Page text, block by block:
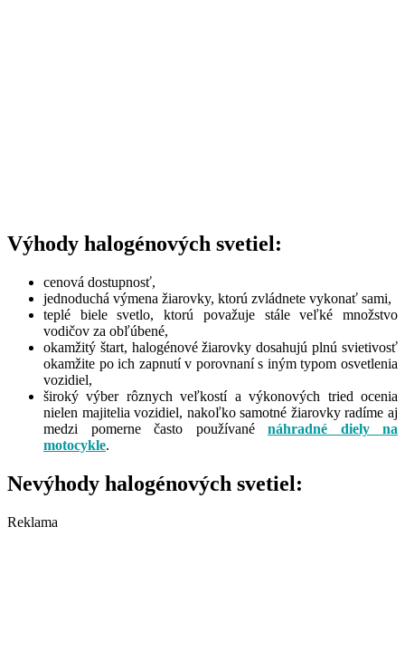
Výhody halogénových svetiel:
cenová dostupnosť,
jednoduchá výmena žiarovky, ktorú zvládnete vykonať sami,
teplé biele svetlo, ktorú považuje stále veľké množstvo
vodičov za obľúbené,
okamžitý štart, halogénové žiarovky dosahujú plnú svietivosť
okamžite po ich zapnutí v porovnaní s iným typom osvetlenia
vozidiel,
široký výber rôznych veľkostí a výkonových tried ocenia
nielen majitelia vozidiel, nakoľko samotné žiarovky radíme aj
medzi pomerne často používané náhradné diely na
motocykle.
Nevýhody halogénových svetiel:
Reklama